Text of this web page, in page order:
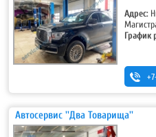
Адрес:
График
Автосервис ''Два Товарища''